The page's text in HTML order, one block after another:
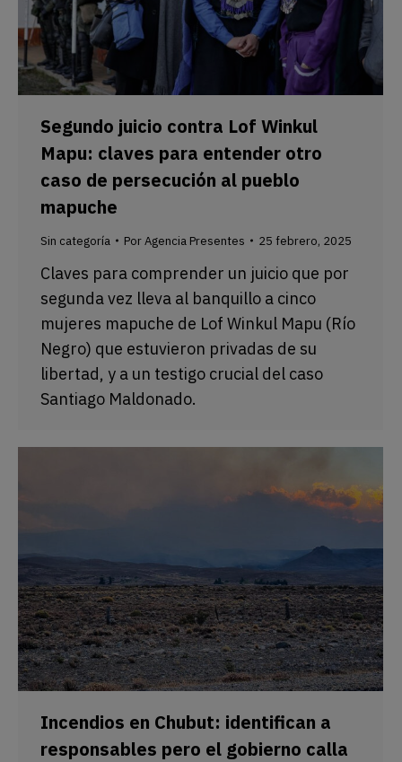
Segundo juicio contra Lof Winkul
Mapu: claves para entender otro
caso de persecución al pueblo
mapuche
Sin categoría PorAgencia Presentes 25 febrero, 2025
Claves para comprender un juicio que por
segunda vez lleva al banquillo a cinco
mujeres mapuche de Lof Winkul Mapu (Río
Negro) que estuvieron privadas de su
libertad, y a un testigo crucial del caso
Santiago Maldonado.
Incendios en Chubut: identifican a
responsables pero el gobierno calla